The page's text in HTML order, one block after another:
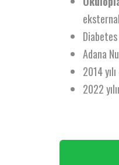
Adana
2014
2022